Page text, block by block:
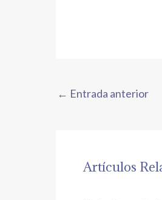
← Entrada anterior
Artículos